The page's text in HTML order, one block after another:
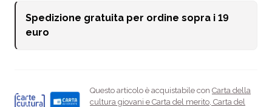
Spedizione gratuita per ordine sopra i 19
euro
Questo articolo è acquistabile con Carta della
cultura giovani e Carta del merito Carta del